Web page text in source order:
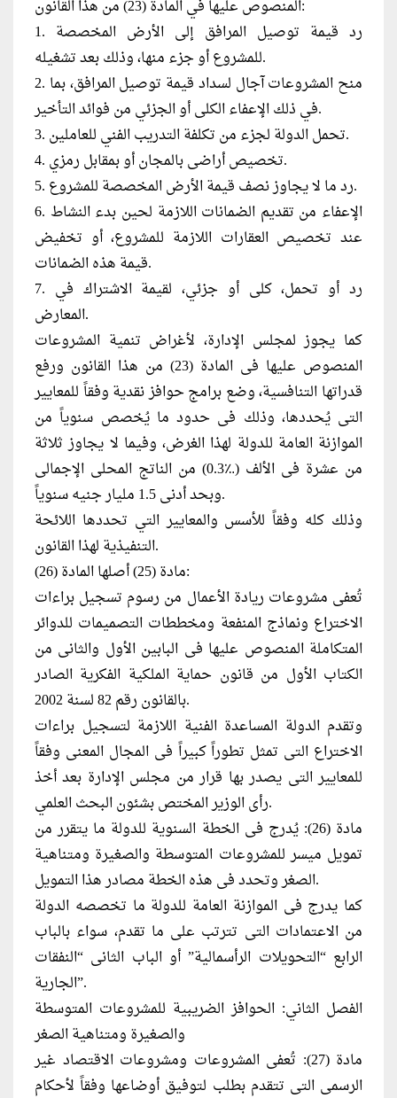
المنصوص عليها في المادة (23) من هذا القانون:
1. رد قيمة توصيل المرافق إلى الأرض المخصصة
للمشروع أو جزء منها، وذلك بعد تشغيله.
2. منح المشروعات آجال لسداد قيمة توصيل المرافق، بما
في ذلك الإعفاء الكلى أو الجزئي من فوائد التأخير.
3. تحمل الدولة لجزء من تكلفة التدريب الفني للعاملين.
4. تخصيص أراضى بالمجان أو بمقابل رمزي.
5. رد ما لا يجاوز نصف قيمة الأرض المخصصة للمشروع.
6. الإعفاء من تقديم الضمانات اللازمة لحين بدء النشاط
عند تخصيص العقارات اللازمة للمشروع، أو تخفيض
قيمة هذه الضمانات.
7. رد أو تحمل، كلى أو جزئي، لقيمة الاشتراك في
المعارض.
كما يجوز لمجلس الإدارة، لأغراض تنمية المشروعات
المنصوص عليها فى المادة (23) من هذا القانون ورفع
قدراتها التنافسية، وضع برامج حوافز نقدية وفقاً للمعايير
التى يُحددها، وذلك فى حدود ما يُخصص سنوياً من
الموازنة العامة للدولة لهذا الغرض، وفيما لا يجاوز ثلاثة
من عشرة فى الألف (؉0.3) من الناتج المحلى الإجمالى
وبحد أدنى 1.5 مليار جنيه سنوياً.
وذلك كله وفقاً للأسس والمعايير التي تحددها اللائحة
التنفيذية لهذا القانون.
مادة (25) أصلها المادة (26):
تُعفى مشروعات ريادة الأعمال من رسوم تسجيل براءات
الاختراع ونماذج المنفعة ومخططات التصميمات للدوائر
المتكاملة المنصوص عليها فى البابين الأول والثانى من
الكتاب الأول من قانون حماية الملكية الفكرية الصادر
بالقانون رقم 82 لسنة 2002.
وتقدم الدولة المساعدة الفنية اللازمة لتسجيل براءات
الاختراع التى تمثل تطوراً كبيراً فى المجال المعنى وفقاً
للمعايير التى يصدر بها قرار من مجلس الإدارة بعد أخذ
رأى الوزير المختص بشئون البحث العلمي.
مادة (26): يُدرج فى الخطة السنوية للدولة ما يتقرر من
تمويل ميسر للمشروعات المتوسطة والصغيرة ومتناهية
الصغر وتحدد فى هذه الخطة مصادر هذا التمويل.
كما يدرج فى الموازنة العامة للدولة ما تخصصه الدولة
من الاعتمادات التى تترتب على ما تقدم، سواء بالباب
الرابع “التحويلات الرأسمالية” أو الباب الثانى “النفقات
الجارية”.
الفصل الثاني: الحوافز الضريبية للمشروعات المتوسطة
والصغيرة ومتناهية الصغر
مادة (27): تُعفى المشروعات ومشروعات الاقتصاد غير
الرسمى التى تتقدم بطلب لتوفيق أوضاعها وفقاً لأحكام